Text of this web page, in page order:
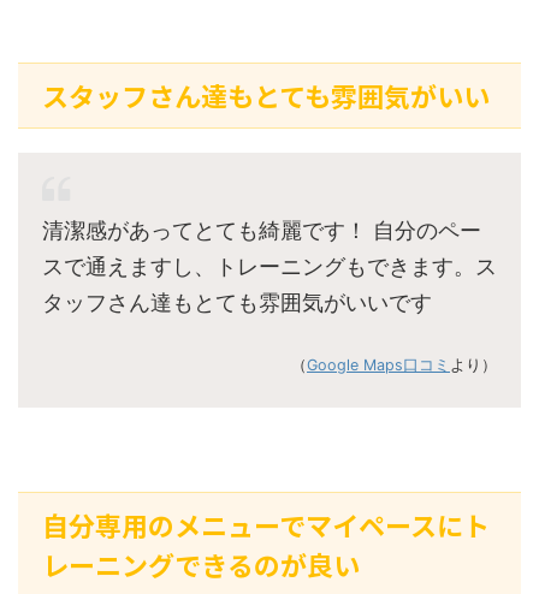
スタッフさん達もとても雰囲気がいい
清潔感があってとても綺麗です！ 自分のペー
スで通えますし、トレーニングもできます。ス
タッフさん達もとても雰囲気がいいです
（Google Maps口コミ より）
自分専用のメニューでマイペースにト
レーニングできるのが良い